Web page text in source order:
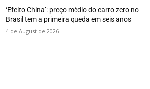
‘Efeito China’: preço médio do carro zero no
Brasil tem a primeira queda em seis anos
4 de August de 2026